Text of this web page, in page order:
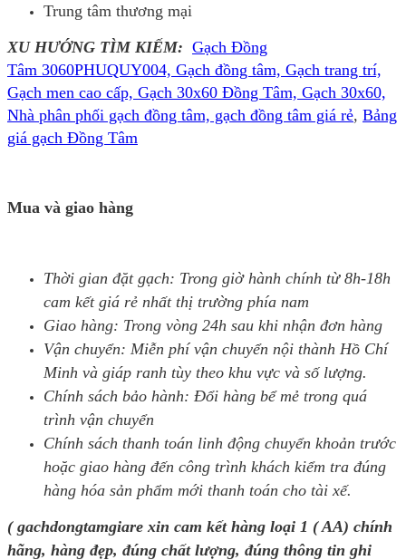
Trung tâm thương mại
XU HƯỚNG TÌM KIẾM: Gạch Đồng
Tâm 3060PHUQUY004, Gạch đồng tâm, Gạch trang trí,
Gạch men cao cấp, Gạch 30x60 Đồng Tâm, Gạch 30x60,
Nhà phân phối gạch đồng tâm, gạch đồng tâm giá rẻ, Bảng
giá gạch Đồng Tâm
Mua và giao hàng
Thời gian đặt gạch: Trong giờ hành chính từ 8h-18h
cam kết giá rẻ nhất thị trường phía nam
Giao hàng: Trong vòng 24h sau khi nhận đơn hàng
Vận chuyển: Miễn phí vận chuyển nội thành Hồ Chí
Minh và giáp ranh tùy theo khu vực và số lượng.
Chính sách bảo hành: Đổi hàng bể mẻ trong quá
trình vận chuyển
Chính sách thanh toán linh động chuyển khoản trước
hoặc giao hàng đến công trình khách kiểm tra đúng
hàng hóa sản phẩm mới thanh toán cho tài xế.
( gachdongtamgiare xin cam kết hàng loại 1 ( AA) chính
hãng, hàng đẹp, đúng chất lượng, đúng thông tin ghi